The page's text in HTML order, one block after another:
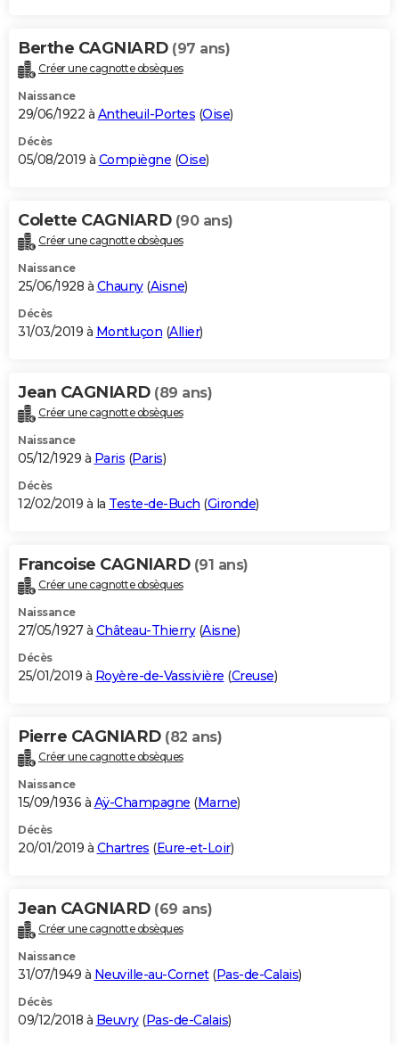
Berthe CAGNIARD (97 ans)
Créer une cagnotte obsèques
Naissance
29/06/1922 à Antheuil-Portes (Oise)
Décès
05/08/2019 à Compiègne (Oise)
Colette CAGNIARD (90 ans)
Créer une cagnotte obsèques
Naissance
25/06/1928 à Chauny(Aisne)
Décès
31/03/2019 à Montluçon (Allier)
Jean CAGNIARD (89 ans)
Créer une cagnotte obsèques
Naissance
05/12/1929 à Paris (Paris)
Décès
12/02/2019 à la Teste-de-Buch (Gironde)
Francoise CAGNIARD (91 ans)
Créer une cagnotte obsèques
Naissance
27/05/1927 à Château-Thierry(Aisne)
Décès
25/01/2019 à Royère-de-Vassivière (Creuse)
Pierre CAGNIARD (82 ans)
Créer une cagnotte obsèques
Naissance
15/09/1936 à Aÿ-Champagne (Marne)
Décès
20/01/2019 à Chartres (Eure-et-Loir)
Jean CAGNIARD (69 ans)
Créer une cagnotte obsèques
Naissance
31/07/1949 à Neuville-au-Cornet(Pas-de-Calais)
Décès
09/12/2018 à Beuvry(Pas-de-Calais)